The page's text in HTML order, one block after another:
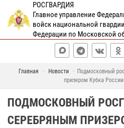
РОСГВАРДИЯ
Главное управление
войск национальной
Федерации по Московской
Главная Новости
Подмосковный
призером Кубка
ПОДМОСКОВНЫЙ
СЕРЕБРЯНЫМ